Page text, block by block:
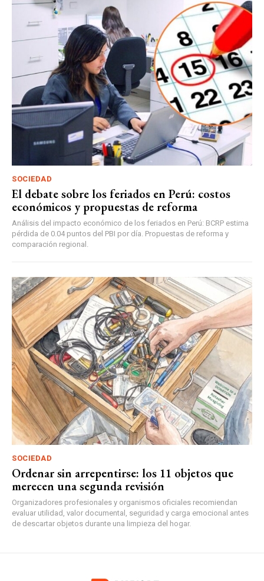
SOCIEDAD
El debate sobre los feriados en Perú: costos
económicos y propuestas de reforma
Análisis del impacto económico de los feriados en Perú: BCRP estima
pérdida de 0.04 puntos del PBI por día. Propuestas de reforma y
comparación regional.
SOCIEDAD
Ordenar sin arrepentirse: los 11 objetos que
merecen una segunda revisión
Organizadores profesionales y organismos oficiales recomiendan
evaluar utilidad, valor documental, seguridad y carga emocional antes
de descartar objetos durante una limpieza del hogar.